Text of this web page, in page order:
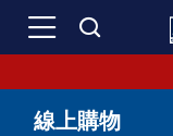
線上購物